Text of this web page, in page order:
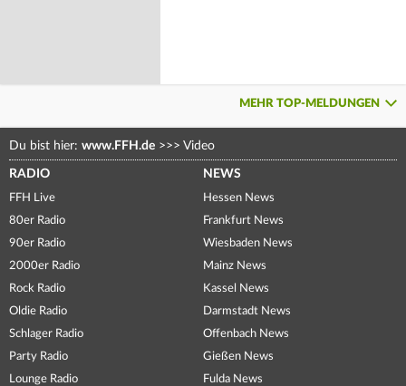
MEHR TOP-MELDUNGEN
Du bist hier: www.FFH.de >>> Video
RADIO
FFH Live
80er Radio
90er Radio
2000er Radio
Rock Radio
Oldie Radio
Schlager Radio
Party Radio
Lounge Radio
NEWS
Hessen News
Frankfurt News
Wiesbaden News
Mainz News
Kassel News
Darmstadt News
Offenbach News
Gießen News
Fulda News